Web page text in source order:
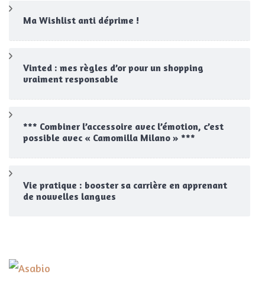
Ma Wishlist anti déprime !
Vinted : mes règles d’or pour un shopping
vraiment responsable
*** Combiner l’accessoire avec l’émotion, c’est
possible avec « Camomilla Milano » ***
Vie pratique : booster sa carrière en apprenant
de nouvelles langues